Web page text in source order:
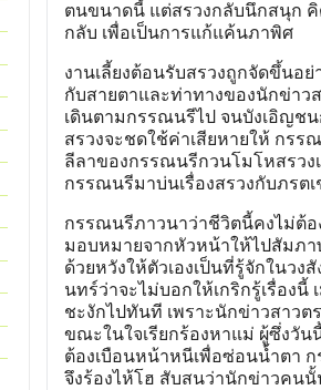
ตนขนาดนี้ แต่สรวงกลับนึกสนุก
กลับ เพื่อเป็นการแก้แค้นภาพิศ
งานเลี้ยงต้อนรับสรวงถูกจัดขึ้นอ
กับสายตาและท่าทางของนักข่า
เดินตามกรรณนรีไป จนบังเอิญช
สรวงจะชดใช้ค่าเสียหายให้ กร
ลีลาของกรรณนรีกวนโมโหสรว
กรรณนรีมาบ่นเรื่องสรวงกับภรตเ
กรรณนรีภาวนาว่าชีวิตนี้คงไม่ต้
มอบหมายจากหัวหน้าให้ไปสัมภ
ด้วยหวังให้ตัวเองเป็นที่รู้จักในว
นทร์ว่าจะไม่บอกให้เกริกรู้เรื่อง
ชะงักไปทันที เพราะนักข่าวสาว
ขณะในใจเรียกร้องหาแม่ ผู้ซึ่งวั
ต้องเบือนหน้าหนีเพื่อซ่อนน้ำตา
จึงร้องไห้โฮ สับสนว่านักข่าวคน